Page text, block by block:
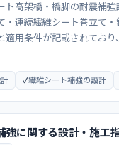
ト高架橋・橋脚の耐震補
・連続繊維シート巻立て
適用条件が記載されてお
繊維シート補強の設計
強に関する設計・施工